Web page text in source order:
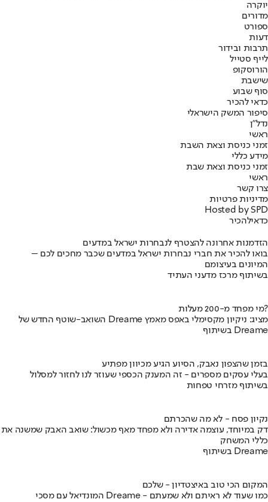
יוקרה
מדורים
ספורט
דעות
תרבות ובידור
לייף סטייל
הורוסקופ
שישבת
סוף שבוע
כדאי להכיר
סיפור המשק הישראלי
נדל"ן
ראשי
זמני כניסת וצאת השבת
מידע כללי
זמני כניסת וצאת שבת
ראשי
צרו קשר
מדיניות פרטיות
Hosted by SPD
כדאילהכיר
הזדמנות אחרונה להצטרף לנבחרות ישראל במדעים
בואו להכיר את חברי נבחרות ישראל במדעים שכבר מחכים לכם –
המיונים בעיצומם
בשיתוף מרכז מדעני העתיד
מי מפחד מ-200 מעלות?
השואב-שוטף החדש של Dreame מציג: ניקיון מקסימלי באפס מאמץ
בשיתוף Dreame
בזמן שהצפון נאבק, הסיוע הגיע מכיוון מפתיע
בעלי עסקים מספרים - זה המענק הכספי שעוזר לנו לחזור למסלול
בשיתוף מזרחי טפחות
נקיון פסח - לא מה שהכרתם
דק במיוחד, עוצמה אדירה ולא מפחד מאף מכשול: שואב האבק שמשנה את
כללי המשחק
בשיתוף Dreame
המקום הכי טוב באיצטדיון - שלכם
המונדיאל עם מסכי Dreame - כמו שעוד לא ראיתם ולא שמעתם